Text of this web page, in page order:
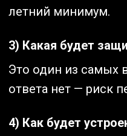
летний минимум.
3) Какая будет
Это один из самых
ответа нет — риск
4) Как будет